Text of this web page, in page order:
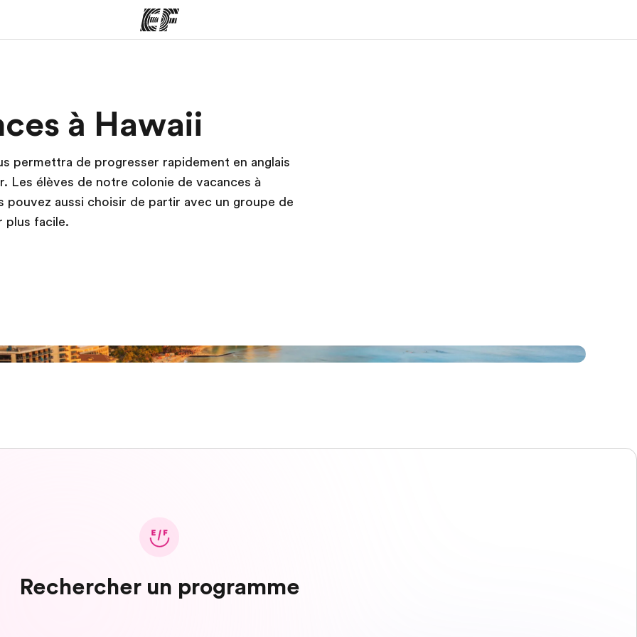
Trouver un bureau
à Hawaii
permettra de progresser rapidement en anglais
Les élèves de notre colonie de vacances à
pouvez aussi choisir de partir avec un groupe de
plus facile.
Rechercher un programme